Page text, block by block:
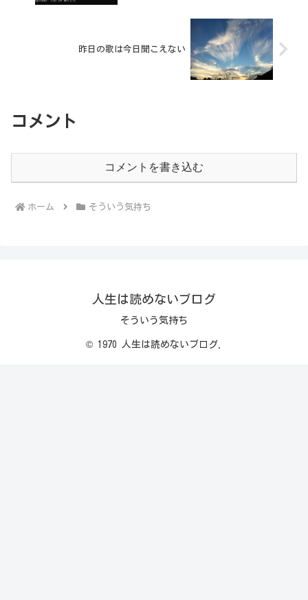
昨日の歌は今日聞こえない
コメント
コメントを書き込む
ホーム そういう気持ち
人生は読めないブログ
そういう気持ち
© 1970 人生は読めないブログ.